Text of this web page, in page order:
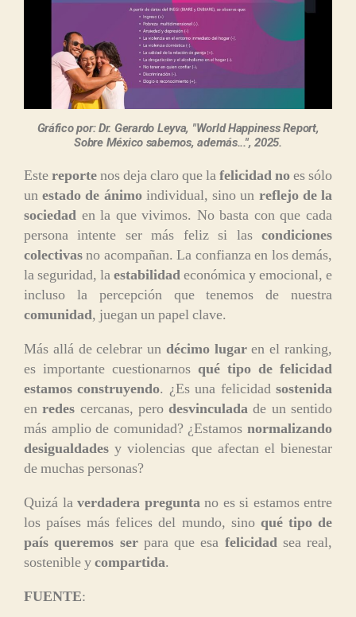
Gráfico por: Dr. Gerardo Leyva, "World Happiness Report,
Sobre México sabemos, además...", 2025.
Estereportenos deja claro que lafelicidadnoes sólo
unestado de ánimoindividual, sino un reflejo de la
sociedad en la que vivimos. No basta con que cada
persona intente ser más feliz si las condiciones
colectivasno acompañan. La confianza en los demás,
la seguridad, laestabilidadeconómica y emocional, e
incluso la percepción que tenemos de nuestra
comunidad, juegan un papel clave.
Más allá de celebrar un décimo lugaren el ranking,
es importante cuestionarnos qué tipo de felicidad
estamos construyendo. ¿Es una felicidadsostenida
enredes cercanas, perodesvinculada de un sentido
más amplio de comunidad? ¿Estamos normalizando
desigualdades y violencias que afectan el bienestar
de muchas personas?
Quizá la verdadera preguntano es si estamos entre
los países más felices del mundo, sino qué tipo de
país queremos serpara que esa felicidadsea real,
sostenible ycompartida.
FUENTE: